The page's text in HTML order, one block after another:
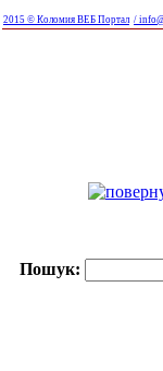
2015 © Коломия ВЕБ Портал /
Пошук: